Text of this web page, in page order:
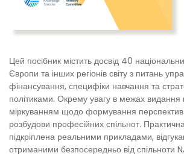
Цей посібник містить досвід 40
Європи та інших регіонів світу з питань
фінансування, специфіки навчання та
політиками. Окрему увагу в межах видання
міркуванням щодо формування
розбудови професійних спільнот. Практична
підкріплена реальними прикладами,
отриманими безпосередньо від спільноти